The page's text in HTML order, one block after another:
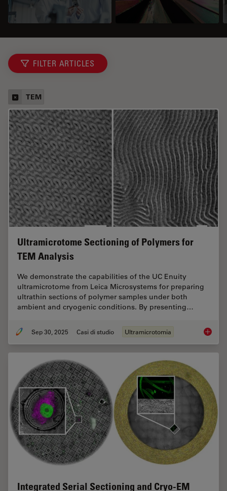
FILTER ARTICLES
TEM
Ultramicrotome Sectioning of Polymers for
TEM Analysis
We demonstrate the capabilities of the UC Enuity
ultramicrotome from Leica Microsystems for preparing
ultrathin sections of polymer samples under both
ambient and cryogenic conditions. By presenting…
Sep 30, 2025 Casi di studio Ultramicrotomia
Integrated Serial Sectioning and Cryo-EM